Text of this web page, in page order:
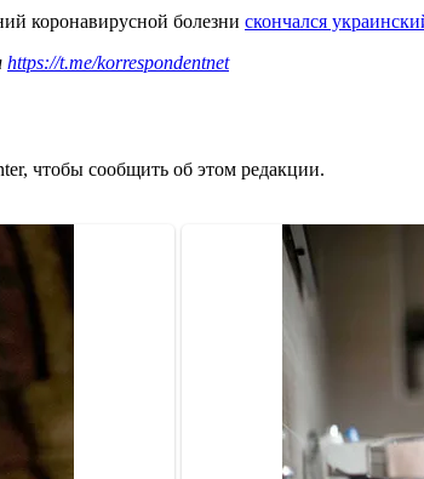
коронавирусной болезни скончался
https://t.me/korrespondentnet
чтобы сообщить об этом редакции.